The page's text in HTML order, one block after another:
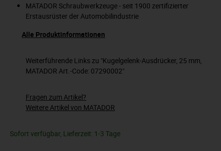
MATADOR Schraubwerkzeuge - seit 1900 zertifizierter
Erstausrüster der Automobilindustrie
Alle Produktinformationen
Weiterführende Links zu "Kugelgelenk-Ausdrücker, 25 mm,
MATADOR Art.-Code: 07290002"
Fragen zum Artikel?
Weitere Artikel von MATADOR
Sofort verfügbar, Lieferzeit: 1-3 Tage